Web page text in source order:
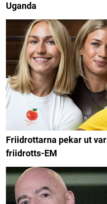
Uganda
Friidrottarna pekar ut
friidrotts-EM